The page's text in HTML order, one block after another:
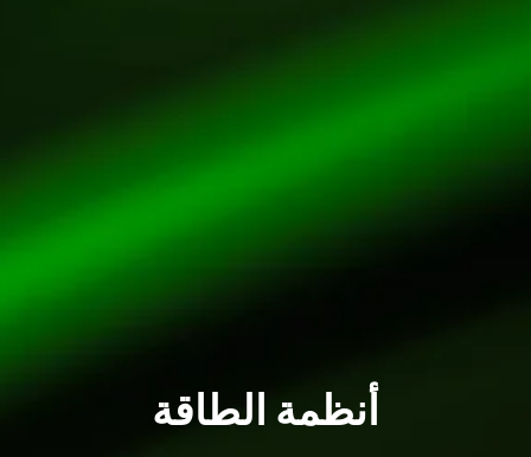
أنظمة الطاقة